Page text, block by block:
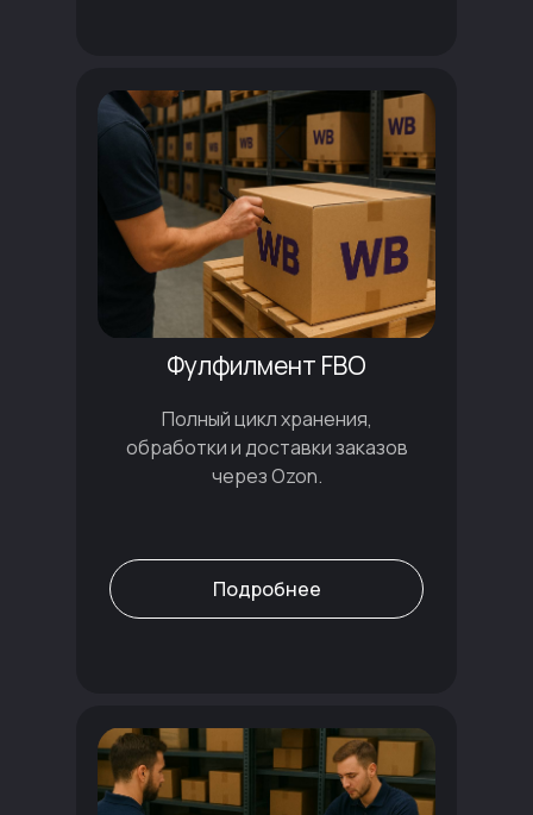
Фулфилмент FBO
Подробнее
Полный цикл хранения,
обработки и доставки заказов
через Ozon.